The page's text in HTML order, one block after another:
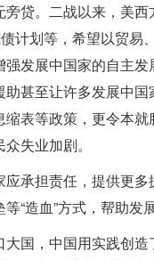
贷。二战以来，美
计划等，希望以贸
发展中国家的自主
甚至让许多发展中
表等政策，更令本
失业加剧。
承担责任，提供更
“造血”方式，帮助
国，中国用实践创